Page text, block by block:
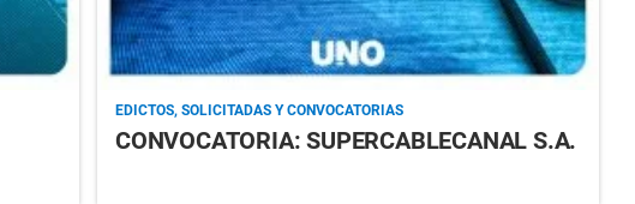
EDICTOS, SOLICITADAS Y CONVOCATORIAS
CONVOCATORIA: SUPERCABLECANAL S.A.